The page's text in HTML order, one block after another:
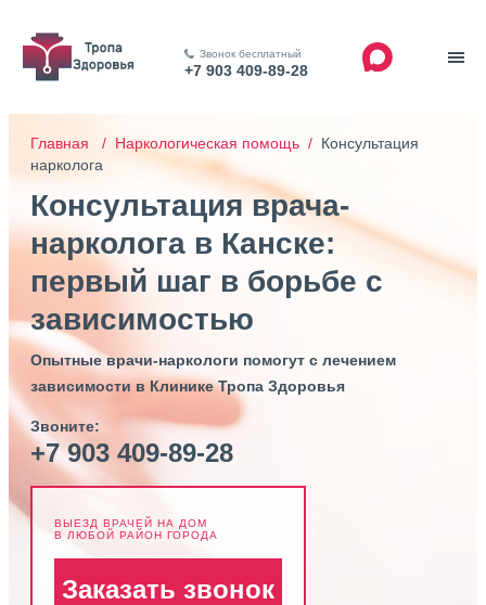
Звонок бесплатный
+7 903 409-89-28
Главная / Наркологическая помощь / Консультация
нарколога
Консультация врача-
нарколога в Канске:
первый шаг в борьбе с
зависимостью
Опытные врачи-наркологи помогут с лечением
зависимости в Клинике Тропа Здоровья
Звоните:
+7 903 409-89-28
ВЫЕЗД ВРАЧЕЙ НА ДОМ
В ЛЮБОЙ РАЙОН ГОРОДА
Заказать звонок